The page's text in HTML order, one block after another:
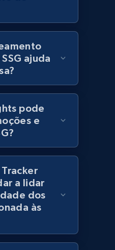
description,
price, Discount,
Comece agora
name, Price,
Description, and
Comece agora
name, Price,
ajuda
pode
e
a lidar
dos
às